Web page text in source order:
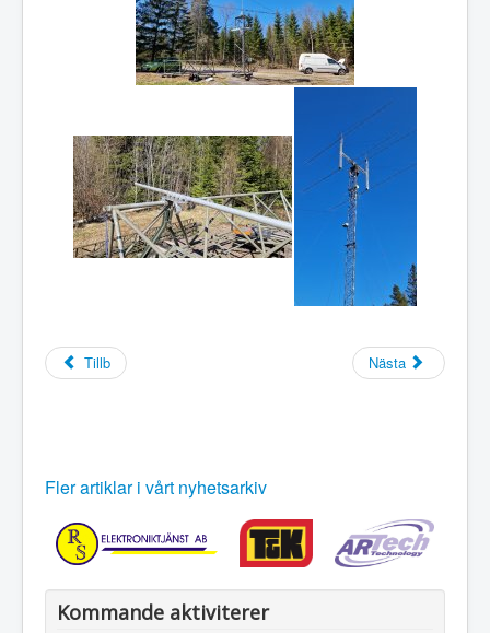
Tillb Nästa
Fler artiklar i vårt nyhetsarkiv
Kommande aktiviterer